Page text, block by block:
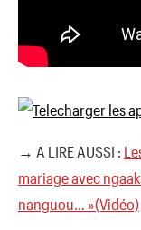
→ A LIRE AUSSI :
mariage avec
nanguou… »(Vidéo)